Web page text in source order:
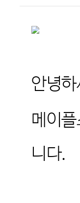
안녕
메이플
니다.